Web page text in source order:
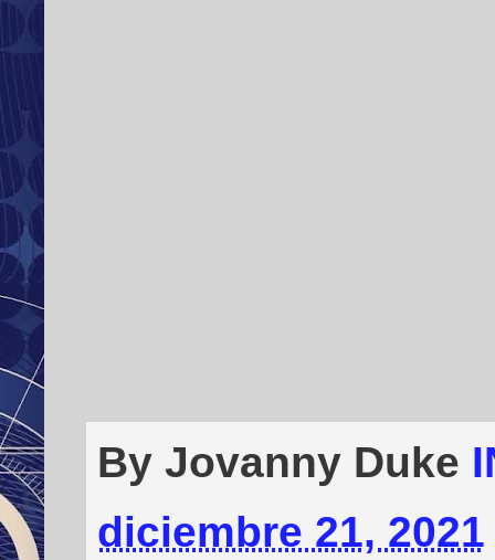
By Jovanny Duke
diciembre 21, 2021